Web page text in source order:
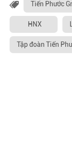
Tiến Phước
HNX
Tập đoàn Tiến